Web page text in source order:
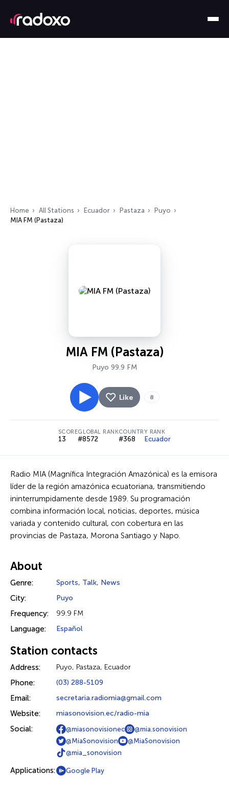
Home All Stations Ecuador Pastaza
Puyo
MIA FM (Pastaza)
MIA FM (Pastaza)
Puyo 99.9 FM
Like 8
SCORE
13
GLOBAL RANK
#8572
COUNTRY RANK
#368 Ecuador
Radio MIA (Magnífica Integración Amazónica) es la emisora
líder de la región amazónica ecuatoriana, transmitiendo
ininterrumpidamente desde 1989. Su programación
combina información local, noticias, deportes, música
variada y contenido cultural, con cobertura en las
provincias de Pastaza, Morona Santiago y Napo.
About
Genre: Sports, Talk, News
City: Puyo
Frequency: 99.9 FM
Language: Español
Station contacts
Address: Puyo, Pastaza, Ecuador
Phone: (03) 288-5109
Email: secretaria.radiomia@gmail.com
Website: miasonovision.ec/radio-mia
Social: @miasonovisionec
@mia.sonovision
@MiaSonovision
@MiaSonovision
@mia_sonovision
Applications: Google Play